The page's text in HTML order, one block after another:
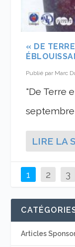
« DE
Publié par Marc
"De Terre
septembre
LIRE LA
1 2 3
Articles